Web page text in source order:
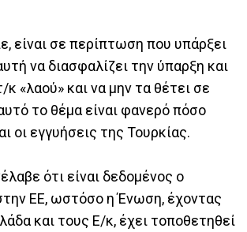
είναι σε περίπτωση που υπάρξει
να διασφαλίζει την ύπαρξη και
«λαού» και να μην τα θέτει σε
το θέμα είναι φανερό πόσο
οι εγγυήσεις της Τουρκίας.
ότι είναι δεδομένος ο
ΕΕ, ωστόσο η Ένωση, έχοντας
και τους Ε/κ, έχει τοποθετηθεί